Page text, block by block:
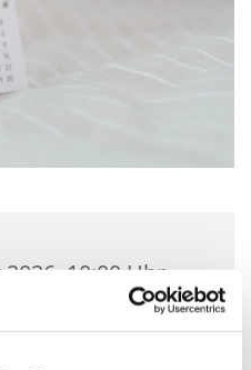
10:00 Uhr
32278